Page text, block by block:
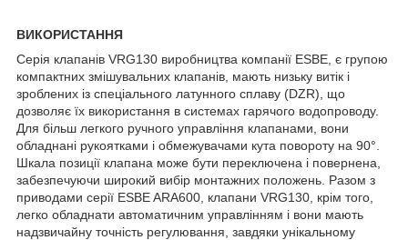
ВИКОРИСТАННЯ
Серія клапанів VRG130 виробництва компанії ESBE, є групою
компактних змішувальних клапанів, мають низьку витік і
зроблених із спеціального латунного сплаву (DZR), що
дозволяє їх використання в системах гарячого водопроводу.
Для більш легкого ручного управління клапанами, вони
обладнані рукоятками і обмежувачами кута повороту на 90°.
Шкала позиції клапана може бути переключена і повернена,
забезпечуючи широкий вибір монтажних положень. Разом з
приводами серії ESBE ARA600, клапани VRG130, крім того,
легко обладнати автоматичним управлінням і вони мають
надзвичайну точність регулювання, завдяки унікальному